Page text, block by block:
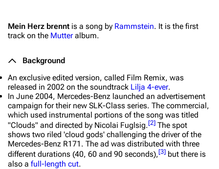
Mein Herz brennt is a song by Rammstein. It is the first
track on the Mutteralbum.
Background
An exclusive edited version, called Film Remix, was
released in 2002 on the soundtrack Lilja 4-ever.
In June 2004, Mercedes-Benz launched an advertisement
campaign for their new SLK-Class series. The commercial,
which used instrumental portions of the song was titled
"Clouds" and directed by Nicolai Fuglsig.[2] The spot
shows two riled 'cloud gods' challenging the driver of the
Mercedes-Benz R171. The ad was distributed with three
different durations (40, 60 and 90 seconds), [3] but there is
also a full-length cut.